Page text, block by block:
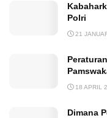
Polri
21
18 APRIL
Dimana